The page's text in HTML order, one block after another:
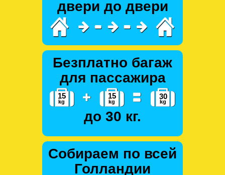
двери до двери
Безплатно багаж
для пассажира
до 30 кг.
Собираем по всей
Голландии